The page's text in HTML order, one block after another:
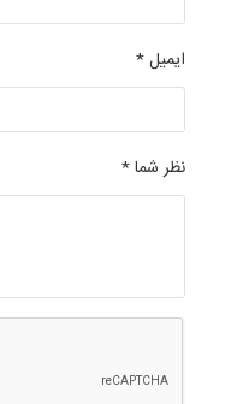
ایمیل *
نظر شما *